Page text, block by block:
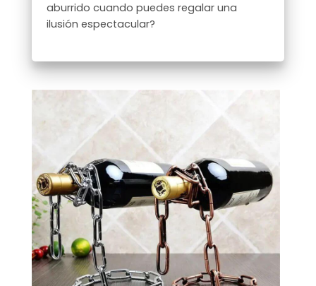
aburrido cuando puedes regalar una
ilusión espectacular?